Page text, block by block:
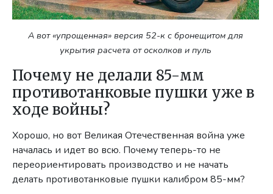
А вот «упрощенная» версия 52-к с бронещитом для
укрытия расчета от осколков и пуль
Почему не делали 85-мм
противотанковые пушки уже в
ходе войны?
Хорошо, но вот Великая Отечественная война уже
началась и идет во всю. Почему теперь-то не
переориентировать производство и не начать
делать противотанковые пушки калибром 85-мм?